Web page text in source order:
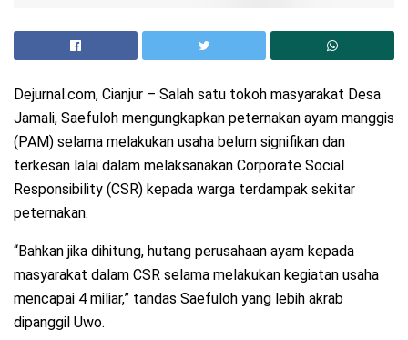
Dejurnal.com, Cianjur – Salah satu tokoh masyarakat Desa
Jamali, Saefuloh mengungkapkan peternakan ayam manggis
(PAM) selama melakukan usaha belum signifikan dan
terkesan lalai dalam melaksanakan Corporate Social
Responsibility (CSR) kepada warga terdampak sekitar
peternakan.
“Bahkan jika dihitung, hutang perusahaan ayam kepada
masyarakat dalam CSR selama melakukan kegiatan usaha
mencapai 4 miliar,” tandas Saefuloh yang lebih akrab
dipanggil Uwo.